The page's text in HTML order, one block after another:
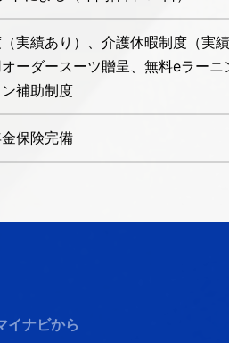
実績あり）、介護休暇制度（実
ーダースーツ贈呈、無料eラーニ
補助制度
保険完備
イナビから